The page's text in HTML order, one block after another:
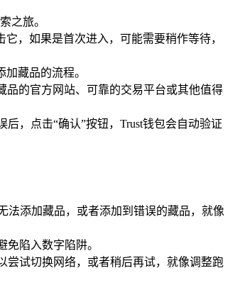
之旅。
，如果是首次进入，可能需要稍作等待，
藏品的流程。
品的官方网站、可靠的交易平台或其他值得
，点击“确认”按钮，Trust钱包会自动验证
法添加藏品，或者添加到错误的藏品，就像
陷入数字陷阱。
尝试切换网络，或者稍后再试，就像调整跑